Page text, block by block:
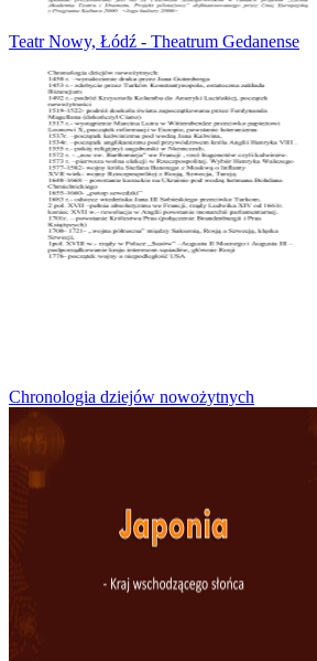
Teatr Nowy, Łódź - Theatrum Gedanense
Chronologia dziejów nowożytnych